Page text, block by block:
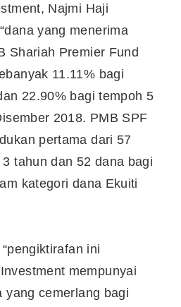
Najmi Haji
yang menerima
Shariah Premier Fund
11.11% bagi
22.90% bagi tempoh 5
2018. PMB SPF
pertama dari 57
tahun dan 52 dana bagi
kategori dana Ekuiti
ini
mempunyai
yang cemerlang bagi